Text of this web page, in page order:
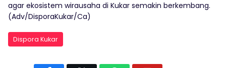
agar ekosistem wirausaha di Kukar semakin berkembang.
(Adv/DisporaKukar/Ca)
Dispora Kukar